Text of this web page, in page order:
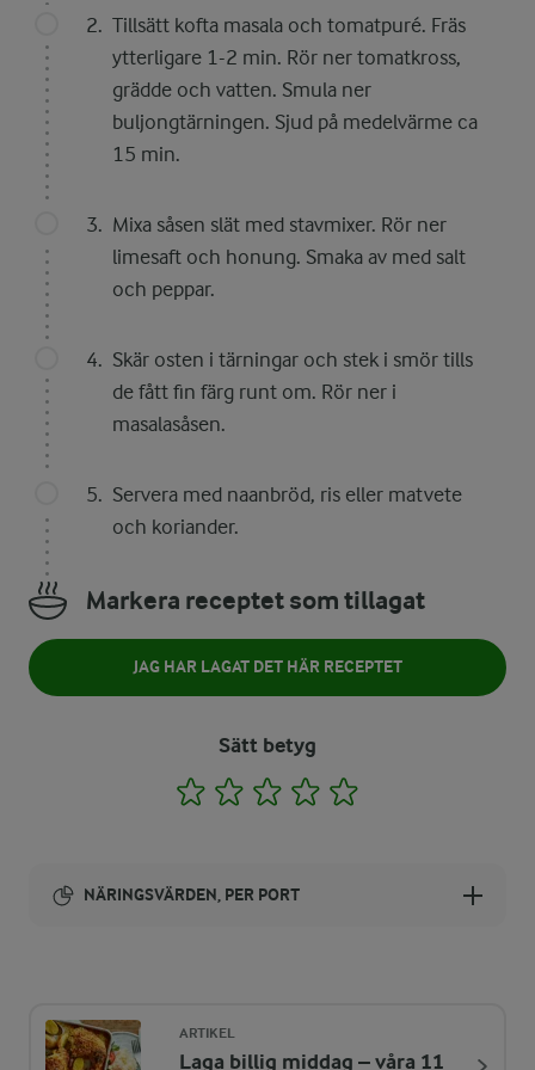
Tillsätt kofta masala och tomatpuré. Fräs
ytterligare 1-2 min. Rör ner tomatkross,
grädde och vatten. Smula ner
buljongtärningen. Sjud på medelvärme ca
15 min.
Mixa såsen slät med stavmixer. Rör ner
limesaft och honung. Smaka av med salt
och peppar.
Skär osten i tärningar och stek i smör tills
de fått fin färg runt om. Rör ner i
masalasåsen.
Servera med naanbröd, ris eller matvete
och koriander.
Markera receptet som tillagat
JAG HAR LAGAT DET HÄR RECEPTET
Sätt betyg
1 2 3 4
NÄRINGSVÄRDEN, PER PORT
ARTIKEL
Laga billig middag – våra 11